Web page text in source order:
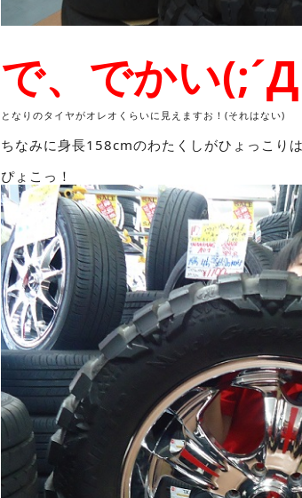
で、でかい
となりのタイヤがオレオくらいに見えますお！(それはない)
ちなみに身長158cmのわたくしがひょっこり
ぴょこっ！